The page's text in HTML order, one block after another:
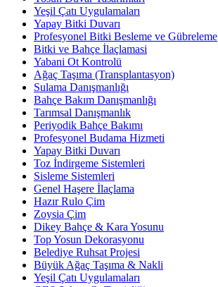
Yeşil Çatı Uygulamaları
Yapay Bitki Duvarı
Profesyonel Bitki Besleme ve Gübreleme
Bitki ve Bahçe İlaçlamasi
Yabani Ot Kontrolü
Ağaç Taşıma (Transplantasyon)
Sulama Danışmanlığı
Bahçe Bakım Danışmanlığı
Tarımsal Danışmanlık
Periyodik Bahçe Bakımı
Profesyonel Budama Hizmeti
Yapay Bitki Duvarı
Toz İndirgeme Sistemleri
Sisleme Sistemleri
Genel Haşere İlaçlama
Hazır Rulo Çim
Zoysia Çim
Dikey Bahçe & Kara Yosunu
Top Yosun Dekorasyonu
Belediye Ruhsat Projesi
Büyük Ağaç Taşıma & Nakli
Yeşil Çatı Uygulamaları